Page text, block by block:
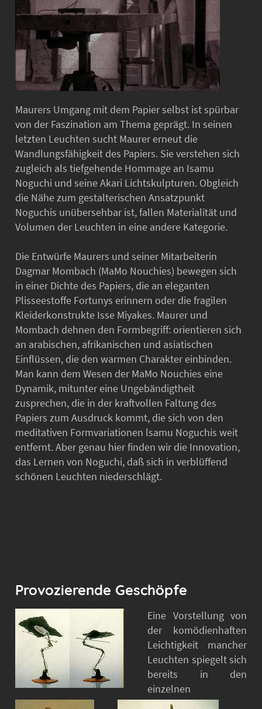
Maurers Umgang mit dem Papier selbst ist spürbar
von der Faszination am Thema geprägt. In seinen
letzten Leuchten sucht Maurer erneut die
Wandlungsfähigkeit des Papiers. Sie verstehen sich
zugleich als tiefgehende Hommage an Isamu
Noguchi und seine Akari Lichtskulpturen. Obgleich
die Nähe zum gestalterischen Ansatzpunkt
Noguchis unübersehbar ist, fallen Materialität und
Volumen der Leuchten in eine andere Kategorie.
Die Entwürfe Maurers und seiner Mitarbeiterin
Dagmar Mombach (MaMo Nouchies) bewegen sich
in einer Dichte des Papiers, die an eleganten
Plisseestoffe Fortunys erinnern oder die fragilen
Kleiderkonstrukte Isse Miyakes. Maurer und
Mombach dehnen den Formbegriff: orientieren sich
an arabischen, afrikanischen und asiatischen
Einflüssen, die den warmen Charakter einbinden.
Man kann dem Wesen der MaMo Nouchies eine
Dynamik, mitunter eine Ungebändigtheit
zusprechen, die in der kraftvollen Faltung des
Papiers zum Ausdruck kommt, die sich von den
meditativen Formvariationen lsamu Noguchis weit
entfernt. Aber genau hier finden wir die Innovation,
das Lernen von Noguchi, daß sich in verblüffend
schönen Leuchten niederschlägt.
Provozierende Geschöpfe
Eine Vorstellung von
der komödienhaften
Leichtigkeit mancher
Leuchten spiegelt sich
bereits in den
einzelnen